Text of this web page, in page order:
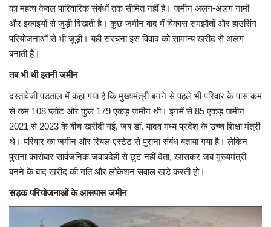
का महत्व केवल पारिवारिक संबंधों तक सीमित नहीं है। जमीन अलग-अलग नामों
और इकाइयों से जुड़ी दिखती है। कुछ जमीन बाद में विकास समझौतों और हाउसिंग
परियोजनाओं से भी जुड़ी। यही संरचना इस विवाद को सामान्य खरीद से अलग
बनाती है।
तब भी थी इतनी जमीन
दस्तावेजी पड़ताल में कहा गया है कि मुख्यमंत्री बनने से पहले भी परिवार के पास कम
से कम 108 प्लॉट और कुल 179 एकड़ जमीन थी। इनमें से 85 एकड़ जमीन
2021 से 2023 के बीच खरीदी गई, जब डॉ. यादव मध्य प्रदेश के उच्च शिक्षा मंत्री
थे। परिवार का जमीन और रियल एस्टेट से पुराना संबंध बताया गया है। लेकिन
पुराना कारोबार सार्वजनिक जवाबदेही से छूट नहीं देता, खासकर जब मुख्यमंत्री
बनने के बाद खरीद की गति और लोकेशन सवाल खड़े करती हो।
सड़क परियोजनाओं के आसपास जमीन